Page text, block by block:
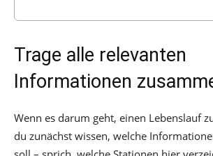
Trage alle relevanten
Informationen
Wenn es darum geht, einen Lebenslauf
du zunächst wissen, welche